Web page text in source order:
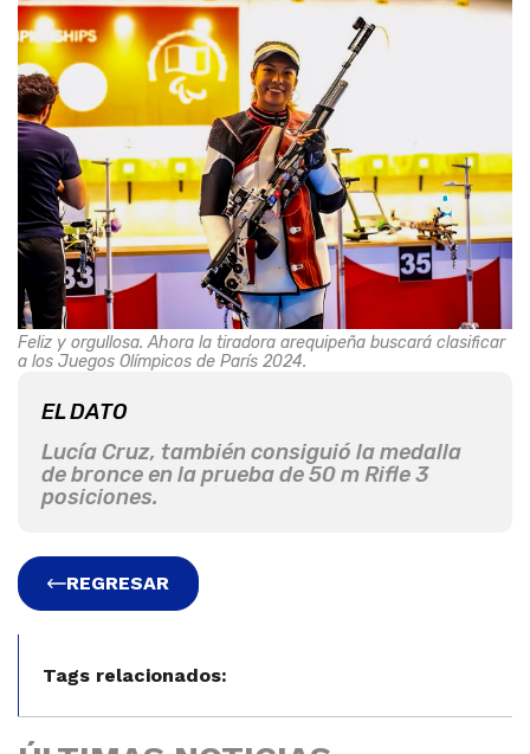
Feliz y orgullosa. Ahora la tiradora arequipeña buscará clasificar
a los Juegos Olímpicos de París 2024.
EL DATO
Lucía Cruz, también consiguió la medalla
de bronce en la prueba de 50 m Rifle 3
posiciones.
REGRESAR
Tags relacionados: